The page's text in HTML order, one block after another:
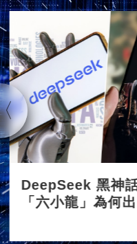
DeepSeek 黑神
「六小龍」為何